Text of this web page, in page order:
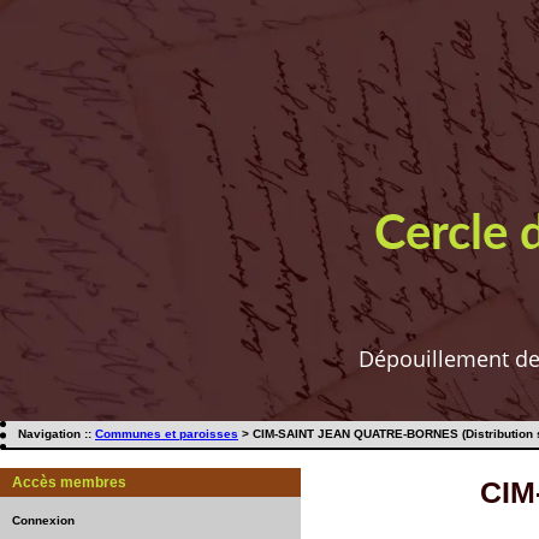
Cercle
Dépouillement
Navigation :: Communes et paroisses > CIM-SAINT JEAN QUATRE-BORNES
Accès membres
Connexion